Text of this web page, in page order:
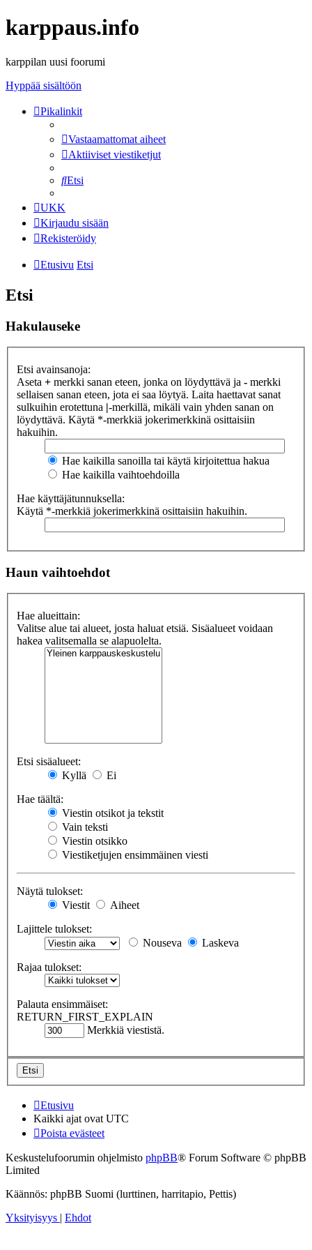
karppaus.info
karppilan uusi foorumi
Hyppää sisältöön
Pikalinkit
Vastaamattomat aiheet
Aktiiviset viestiketjut
Etsi
UKK
Kirjaudu sisään
Rekisteröidy
Etusivu Etsi
Etsi
Hakulauseke
Etsi avainsanoja:
Aseta + merkki sanan eteen, jonka on löydyttävä ja - merkki
sellaisen sanan eteen, jota ei saa löytyä. Laita haettavat sanat
sulkuihin erotettuna |-merkillä, mikäli vain yhden sanan on
löydyttävä. Käytä *-merkkiä jokerimerkkinä osittaisiin
hakuihin.
Hae kaikilla sanoilla tai käytä kirjoitettua hakua
Hae kaikilla vaihtoehdoilla
Hae käyttäjätunnuksella:
Käytä *-merkkiä jokerimerkkinä osittaisiin hakuihin.
Haun vaihtoehdot
Hae alueittain:
Valitse alue tai alueet, josta haluat etsiä. Sisäalueet voidaan
hakea valitsemalla se alapuolelta.
Etsi sisäalueet:
Kyllä
Ei
Hae täältä:
Viestin otsikot ja tekstit
Vain teksti
Viestin otsikko
Viestiketjujen ensimmäinen viesti
Näytä tulokset:
Viestit
Aiheet
Lajittele tulokset:
Nouseva
Laskeva
Rajaa tulokset:
Palauta ensimmäiset:
RETURN_FIRST_EXPLAIN
Merkkiä viestistä.
Etusivu
Kaikki ajat ovat UTC
Poista evästeet
Keskustelufoorumin ohjelmisto phpBB® Forum Software © phpBB
Limited
Käännös: phpBB Suomi (lurttinen, harritapio, Pettis)
Yksityisyys | Ehdot